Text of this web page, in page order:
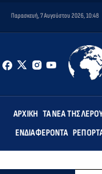
Παρασκευή, 7 Αυγούστου 2026, 10:48
ΑΡΧΙΚΉ ΤΑ ΝΈΑ ΤΗΣ
ΕΝΔΙΑΦΈΡΟΝΤΑ